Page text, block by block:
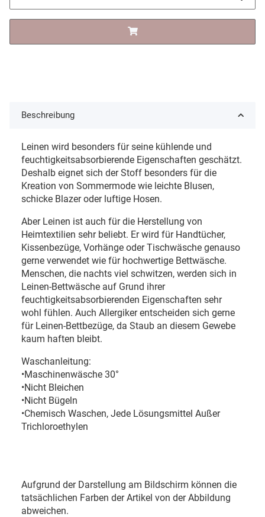
Beschreibung
Leinen wird besonders für seine kühlende und
feuchtigkeitsabsorbierende Eigenschaften geschätzt.
Deshalb eignet sich der Stoff besonders für die
Kreation von Sommermode wie leichte Blusen,
schicke Blazer oder luftige Hosen.
Aber Leinen ist auch für die Herstellung von
Heimtextilien sehr beliebt. Er wird für Handtücher,
Kissenbezüge, Vorhänge oder Tischwäsche genauso
gerne verwendet wie für hochwertige Bettwäsche.
Menschen, die nachts viel schwitzen, werden sich in
Leinen-Bettwäsche auf Grund ihrer
feuchtigkeitsabsorbierenden Eigenschaften sehr
wohl fühlen. Auch Allergiker entscheiden sich gerne
für Leinen-Bettbezüge, da Staub an diesem Gewebe
kaum haften bleibt.
Waschanleitung:
•Maschinenwäsche 30°
•Nicht Bleichen
•Nicht Bügeln
•Chemisch Waschen, Jede Lösungsmittel Außer
Trichloroethylen
Aufgrund der Darstellung am Bildschirm können die
tatsächlichen Farben der Artikel von der Abbildung
abweichen.